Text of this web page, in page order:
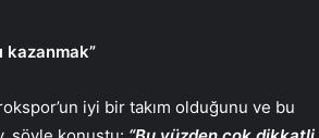
kazanmak”
iyi bir takım olduğunu ve bu